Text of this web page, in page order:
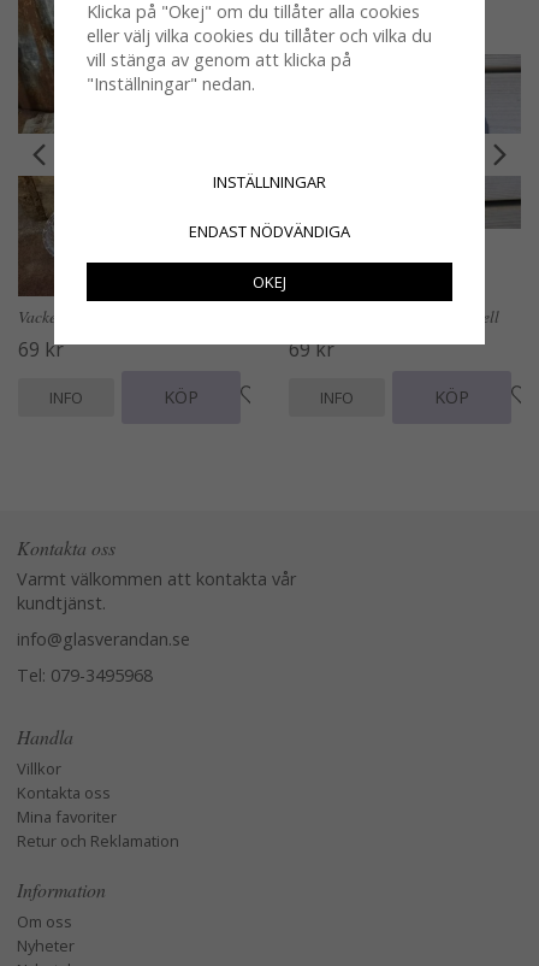
Vacker skål i glas med lock
69 kr
INFO KÖP
Hasp i järn gammeldags modell
69 kr
INFO KÖP
Kontakta oss
Varmt välkommen att kontakta vår
kundtjänst.
info@glasverandan.se
Tel: 079-3495968
Handla
Villkor
Kontakta oss
Mina favoriter
Retur och Reklamation
Information
Om oss
Nyheter
Klicka på "Okej" om du tillåter alla cookies
eller välj vilka cookies du tillåter och vilka du
vill stänga av genom att klicka på
"Inställningar" nedan.
INSTÄLLNINGAR
ENDAST NÖDVÄNDIGA
OKEJ